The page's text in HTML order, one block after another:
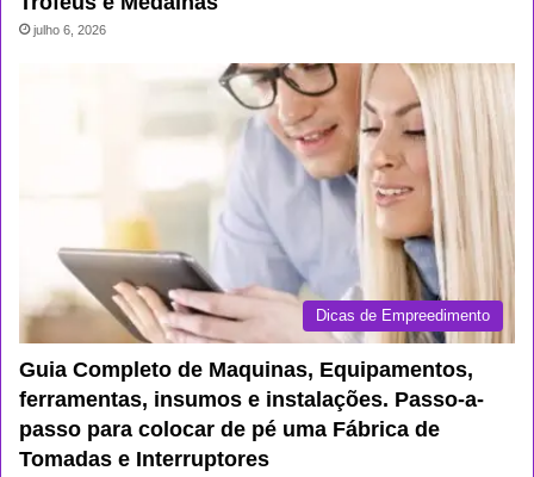
julho 6, 2026
Dicas de Empreedimento
Guia Completo de Maquinas, Equipamentos,
ferramentas, insumos e instalações. Passo-a-
passo para colocar de pé uma Fábrica de
Tomadas e Interruptores